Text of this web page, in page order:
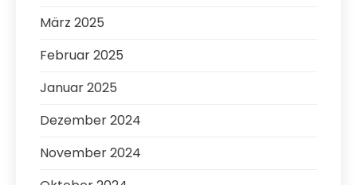
März 2025
Februar 2025
Januar 2025
Dezember 2024
November 2024